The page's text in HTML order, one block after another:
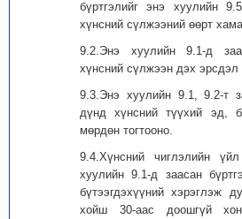
бүртгэлийг энэ хуулийн
хүнсний сүлжээний өөрт
9.2.Энэ хуулийн 9.1-д
хүнсний сүлжээн дэх эрсдэл
9.3.Энэ хуулийн 9.1, 9.2-т
дүнд хүнсний түүхий эд,
мөрдөн тогтооно.
9.4.Хүнсний чиглэлийн
хуулийн 9.1-д заасан
бүтээгдэхүүний хэрэглэж
хойш 30-аас доошгүй